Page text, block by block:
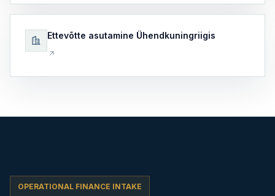
Ettevõtte asutamine Ühendkuningriigis
OPERATIONAL FINANCE INTAKE